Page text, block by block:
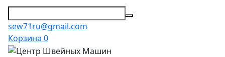
sew71ru@gmail.com
Корзина 0